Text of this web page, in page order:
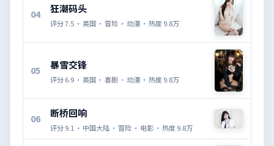
04 狂潮码头
评分7.5 · 英国 · 冒险 · 动漫 · 热度9.8万
05 暴雪交锋
评分6.9 · 英国 · 喜剧 · 动漫 · 热度9.8万
06 断桥回响
评分9.1 · 中国大陆 · 冒险 · 电影 · 热度9.8万